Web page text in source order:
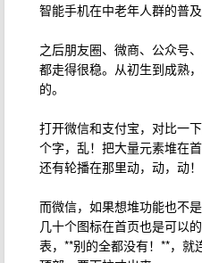
智能手机在中老年人群的普
之后朋友圈、微商、公众号
都走得很稳。从初生到成熟
的。
打开微信和支付宝，对比一
个字，乱！把大量元素堆在
还有轮播在那里动，动，动！
而微信，如果想堆功能也不
几十个图标在首页也是可以
表，**别的全都没有！**，